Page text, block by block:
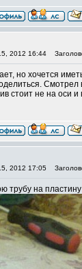
2012 16:44
но хочется
стоит не на оси
2012 17:05
трубу на